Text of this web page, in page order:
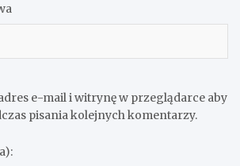
e-mail i witrynę w przeglądarce aby
pisania kolejnych komentarzy.